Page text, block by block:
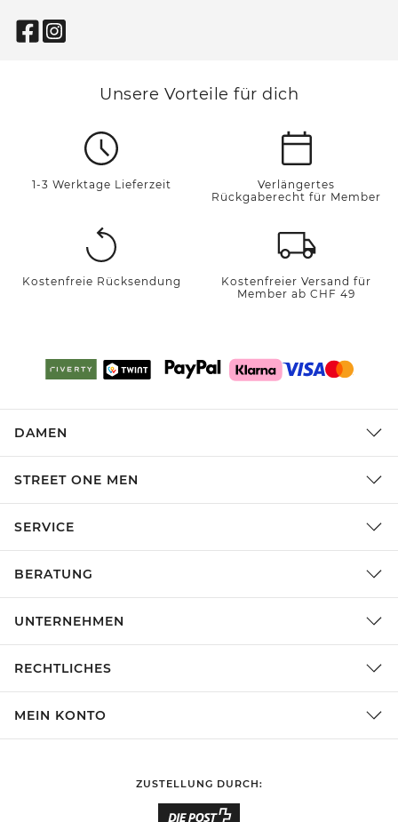
Unsere Vorteile für dich
1-3 Werktage Lieferzeit
Verlängertes
Rückgaberecht für Member
Kostenfreie Rücksendung
Kostenfreier Versand für
Member ab CHF 49
DAMEN
STREET ONE MEN
SERVICE
BERATUNG
UNTERNEHMEN
RECHTLICHES
MEIN KONTO
ZUSTELLUNG DURCH: